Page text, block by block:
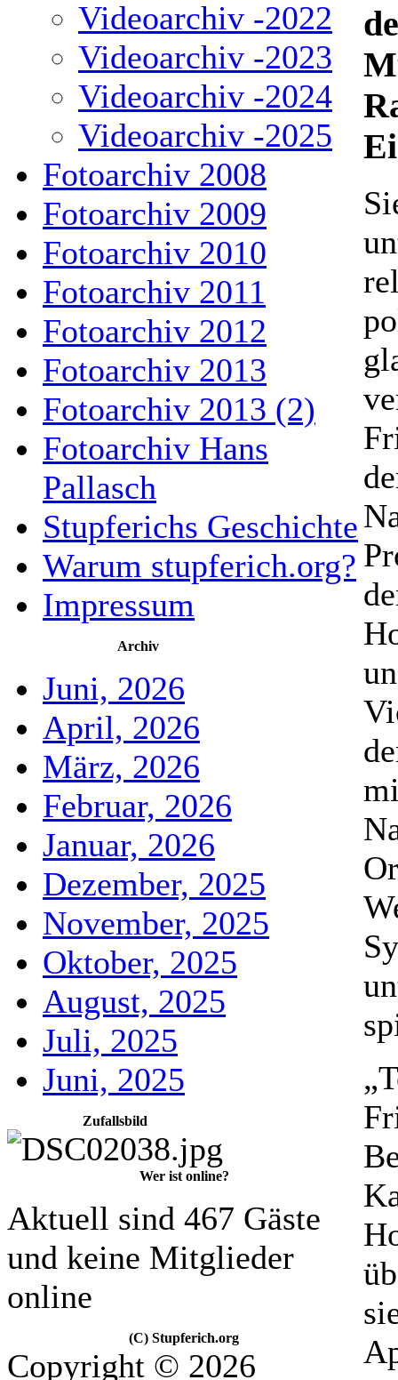
Videoarchiv -2022
Videoarchiv -2023
Videoarchiv -2024
Videoarchiv -2025
Fotoarchiv 2008
Fotoarchiv 2009
Fotoarchiv 2010
Fotoarchiv 2011
Fotoarchiv 2012
Fotoarchiv 2013
Fotoarchiv 2013 (2)
Fotoarchiv Hans
Pallasch
Stupferichs Geschichte
Warum stupferich.org?
Impressum
Archiv
Juni, 2026
April, 2026
März, 2026
Februar, 2026
Januar, 2026
Dezember, 2025
November, 2025
Oktober, 2025
August, 2025
Juli, 2025
Juni, 2025
Zufallsbild
Wer ist online?
Aktuell sind 467 Gäste
und keine Mitglieder
online
(C) Stupferich.org
Copyright © 2026